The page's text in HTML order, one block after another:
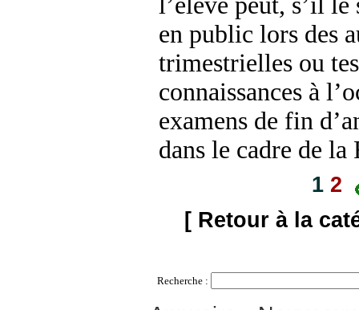
en public lors des
trimestrielles ou
connaissances à
examens de fin
dans le cadre de la
1 2
[ Retour à la
Recherche :